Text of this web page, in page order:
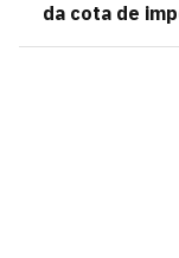
da cota de